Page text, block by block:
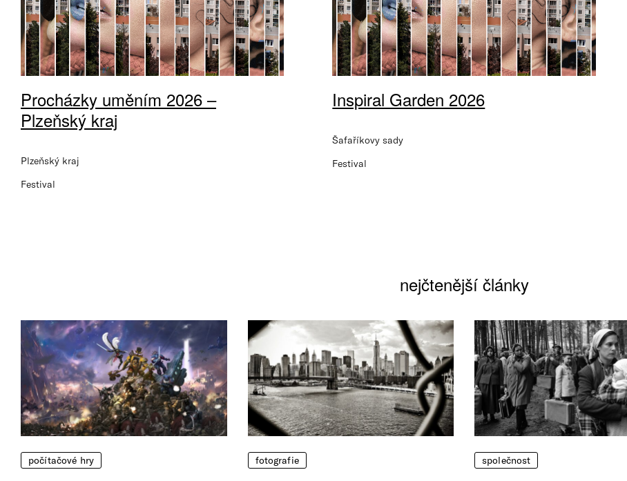
Procházky uměním 2026 –
Plzeňský kraj
Plzeňský kraj
Festival
Inspiral Garden 2026
Šafaříkovy sady
Festival
nejčtenější články
počítačové hry fotografie společnost